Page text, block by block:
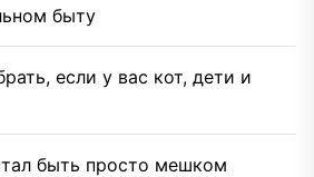
быту
если у вас кот, дети и
быть просто мешком